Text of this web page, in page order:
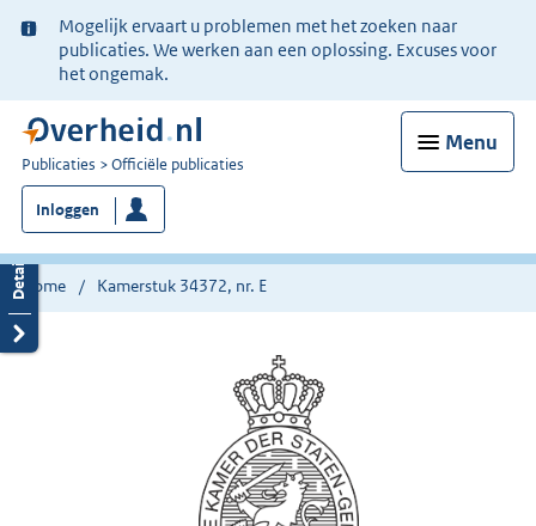
Ter
informatie:
Mogelijk ervaart u problemen met het zoeken naar
publicaties. We werken aan een oplossing. Excuses voor
het ongemak.
Menu
U
bent
nu
hier:
Publicaties Officiële publicaties
Inloggen
Home Kamerstuk 34372, nr. E